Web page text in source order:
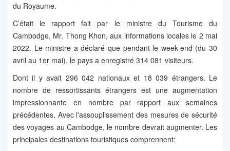
du Royaume.
C’était le rapport fait par le ministre du Tourisme du
Cambodge, Mr. Thong Khon, aux informations locales le 2 mai
2022. Le ministre a déclaré que pendant le week-end (du 30
avril au 1er mai), le pays a enregistré 314 081 visiteurs.
Dont il y avait 296 042 nationaux et 18 039 étrangers. Le
nombre de ressortissants étrangers est une augmentation
impressionnante en nombre par rapport aux semaines
précédentes. Avec l'assouplissement des mesures de sécurité
des voyages au Cambodge, le nombre devrait augmenter. Les
principales destinations touristiques comprennent: